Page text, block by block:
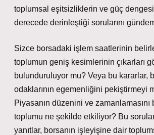
toplumsal eşitsizliklerin ve güç
derecede derinleştiği sorularını
Sizce borsadaki işlem saatlerinin
toplumun geniş kesimlerinin çıkarları
bulunduruluyor mu? Veya bu kararlar,
odaklarının egemenliğini pekiştirmeyi
Piyasanın düzenini ve zamanlamasını
toplumu ne şekilde etkiliyor? Bu
yanıtlar, borsanın işleyişine dair